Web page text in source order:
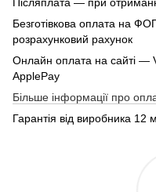
Безготівкова оплата на
розрахунковий рахунок
Онлайн оплата на сайті —
ApplePay
Більше інформації про
Гарантія від виробника 12